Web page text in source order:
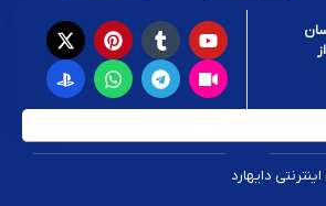
پایدار
دستگاه
قطع شدن بخشی از امکانات اصلی کنسول است.
کنسول
دایهارد